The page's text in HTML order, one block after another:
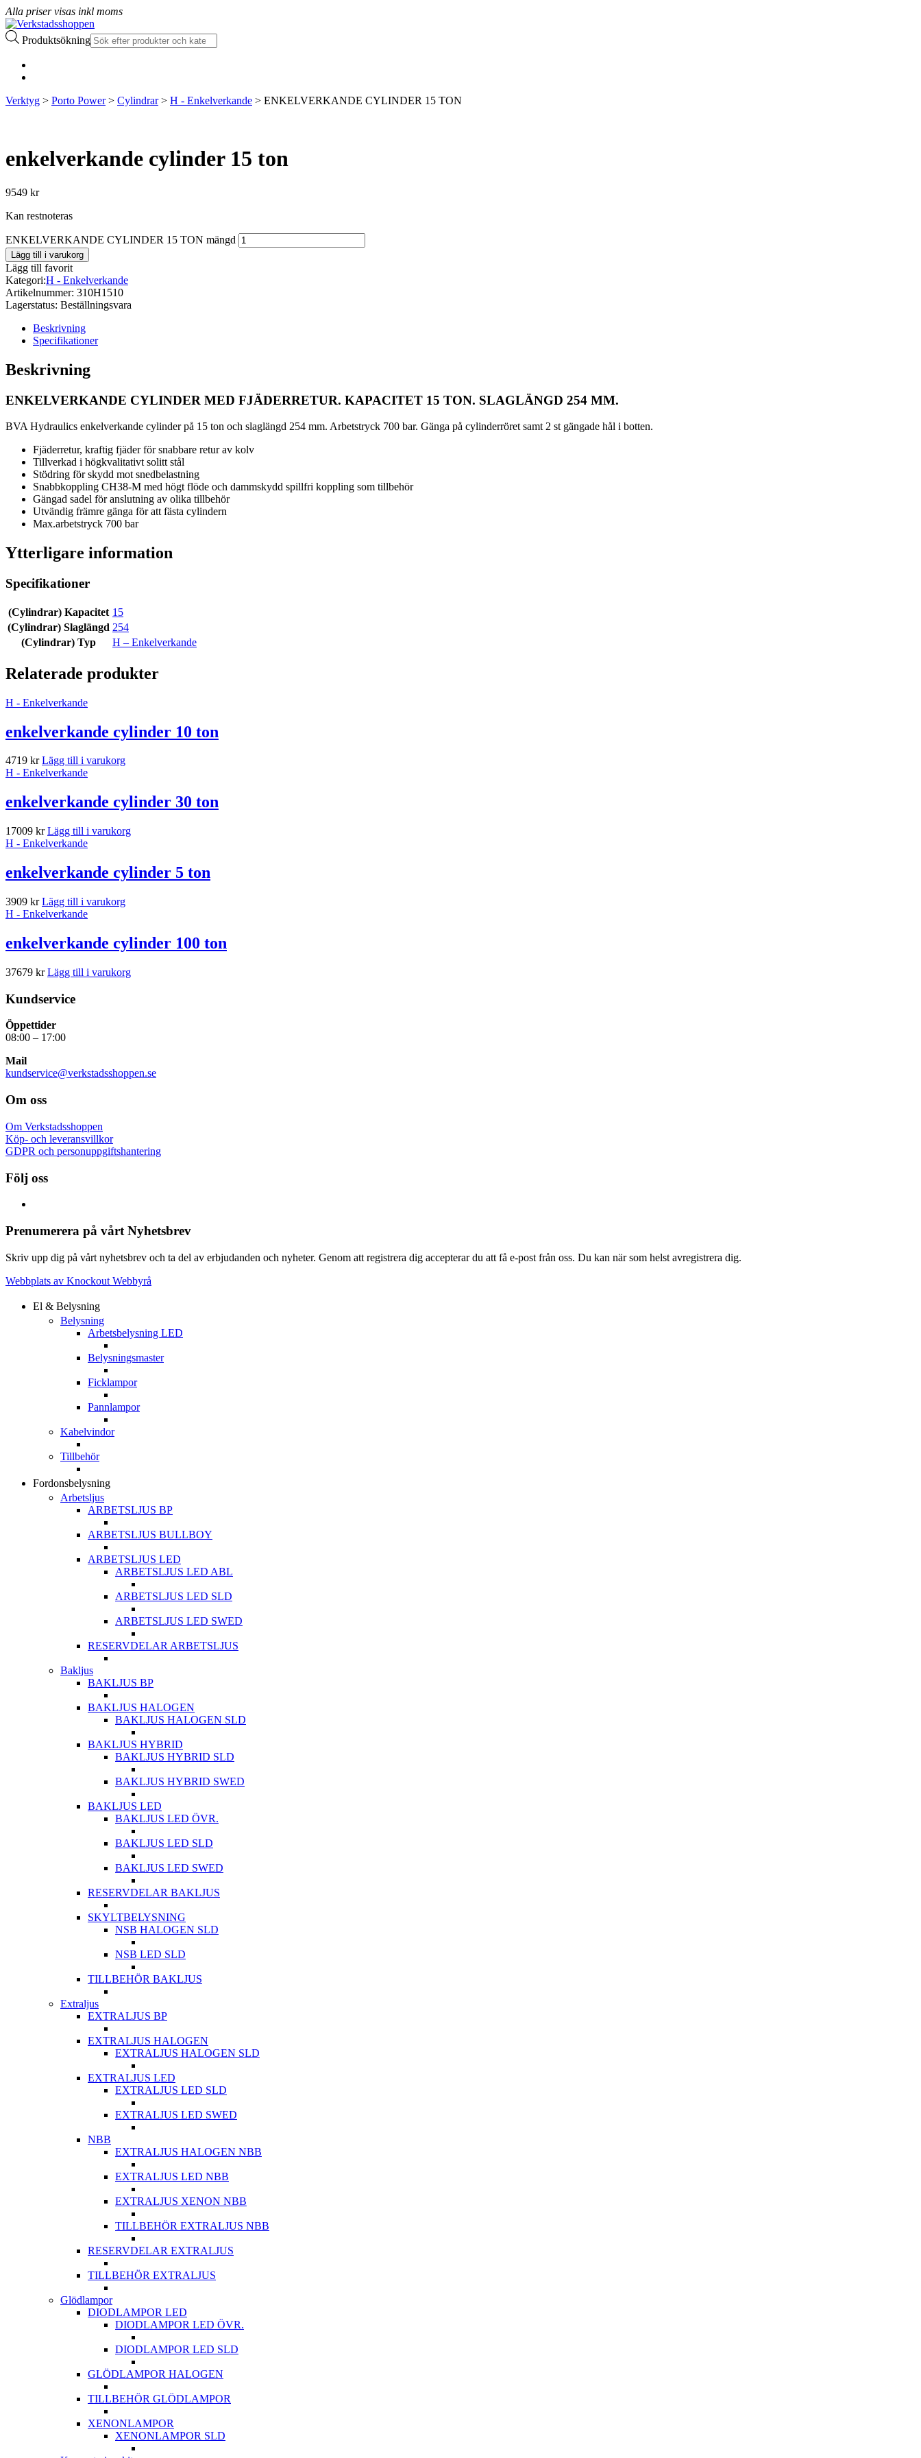
Alla priser visas inkl moms
Produktsökning
Verktyg > Porto Power> Cylindrar> H - Enkelverkande > ENKELVERKANDE CYLINDER 15 TON
enkelverkande cylinder 15 ton
9549 kr
Kan restnoteras
ENKELVERKANDE CYLINDER 15 TON mängd
Lägg till i varukorg
Lägg till favorit
Kategori:H - Enkelverkande
Artikelnummer: 310H1510
Lagerstatus: Beställningsvara
Beskrivning
Specifikationer
Beskrivning
ENKELVERKANDE CYLINDER MED FJÄDERRETUR. KAPACITET 15 TON. SLAGLÄNGD 254 MM.
BVA Hydraulics enkelverkande cylinder på 15 ton och slaglängd 254 mm. Arbetstryck 700 bar. Gänga på cylinderröret samt 2 st gängade hål i botten.
Fjäderretur, kraftig fjäder för snabbare retur av kolv
Tillverkad i högkvalitativt solitt stål
Stödring för skydd mot snedbelastning
Snabbkoppling CH38-M med högt flöde och dammskydd spillfri koppling som tillbehör
Gängad sadel för anslutning av olika tillbehör
Utvändig främre gänga för att fästa cylindern
Max.arbetstryck 700 bar
Ytterligare information
Specifikationer
(Cylindrar) Kapacitet 15
(Cylindrar) Slaglängd 254
(Cylindrar) Typ
H – Enkelverkande
Relaterade produkter
H - Enkelverkande
enkelverkande cylinder 10 ton
4719 kr Lägg till i varukorg
H - Enkelverkande
enkelverkande cylinder 30 ton
17009 kr Lägg till i varukorg
H - Enkelverkande
enkelverkande cylinder 5 ton
3909 kr Lägg till i varukorg
H - Enkelverkande
enkelverkande cylinder 100 ton
37679 kr Lägg till i varukorg
Kundservice
Öppettider
08:00 – 17:00
Mail
kundservice@verkstadsshoppen.se
Om oss
Om Verkstadsshoppen
Köp- och leveransvillkor
GDPR och personuppgiftshantering
Följ oss
Prenumerera på vårt Nyhetsbrev
Skriv upp dig på vårt nyhetsbrev och ta del av erbjudanden och nyheter. Genom att registrera dig accepterar du att få e-post från oss. Du kan när som helst avregistrera dig.
Webbplats av Knockout Webbyrå
El & Belysning
Belysning
Arbetsbelysning LED
Belysningsmaster
Ficklampor
Pannlampor
Kabelvindor
Tillbehör
Fordonsbelysning
Arbetsljus
ARBETSLJUS BP
ARBETSLJUS BULLBOY
ARBETSLJUS LED
ARBETSLJUS LED ABL
ARBETSLJUS LED SLD
ARBETSLJUS LED SWED
RESERVDELAR ARBETSLJUS
Bakljus
BAKLJUS BP
BAKLJUS HALOGEN
BAKLJUS HALOGEN SLD
BAKLJUS HYBRID
BAKLJUS HYBRID SLD
BAKLJUS HYBRID SWED
BAKLJUS LED
BAKLJUS LED ÖVR.
BAKLJUS LED SLD
BAKLJUS LED SWED
RESERVDELAR BAKLJUS
SKYLTBELYSNING
NSB HALOGEN SLD
NSB LED SLD
TILLBEHÖR BAKLJUS
Extraljus
EXTRALJUS BP
EXTRALJUS HALOGEN
EXTRALJUS HALOGEN SLD
EXTRALJUS LED
EXTRALJUS LED SLD
EXTRALJUS LED SWED
NBB
EXTRALJUS HALOGEN NBB
EXTRALJUS LED NBB
EXTRALJUS XENON NBB
TILLBEHÖR EXTRALJUS NBB
RESERVDELAR EXTRALJUS
TILLBEHÖR EXTRALJUS
Glödlampor
DIODLAMPOR LED
DIODLAMPOR LED ÖVR.
DIODLAMPOR LED SLD
GLÖDLAMPOR HALOGEN
TILLBEHÖR GLÖDLAMPOR
XENONLAMPOR
XENONLAMPOR SLD